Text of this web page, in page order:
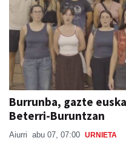
Burrunba, gazte
Beterri-Buruntzan
Aiurri abu 07, 07:00 URNIETA